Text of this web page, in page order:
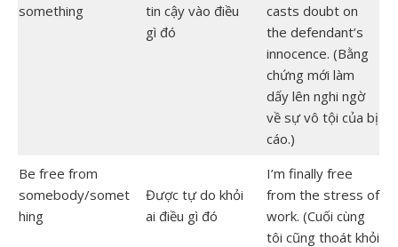
something
tin cậy vào điều
gì đó
casts doubt on
the defendant’s
innocence. (Bằng
chứng mới làm
dấy lên nghi ngờ
về sự vô tội của bị
cáo.)
Be free from
somebody/somet
hing
Được tự do khỏi
ai điều gì đó
I’m finally free
from the stress of
work. (Cuối cùng
tôi cũng thoát khỏi